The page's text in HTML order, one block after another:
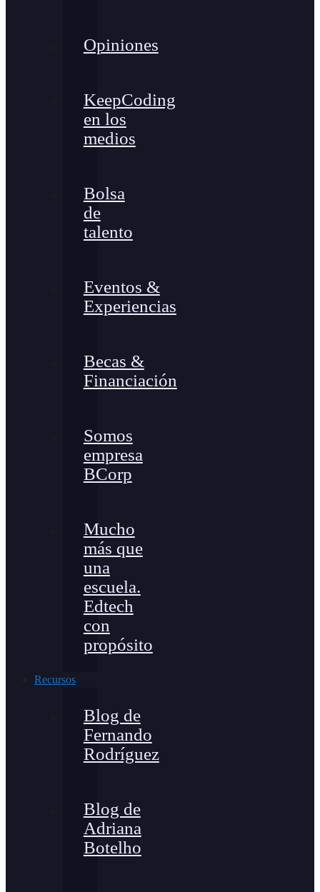
Opiniones
KeepCoding
en los
medios
Bolsa
de
talento
Eventos &
Experiencias
Becas &
Financiación
Somos
empresa
BCorp
Mucho
más que
una
escuela.
Edtech
con
propósito
Recursos
Blog de
Fernando
Rodríguez
Blog de
Adriana
Botelho